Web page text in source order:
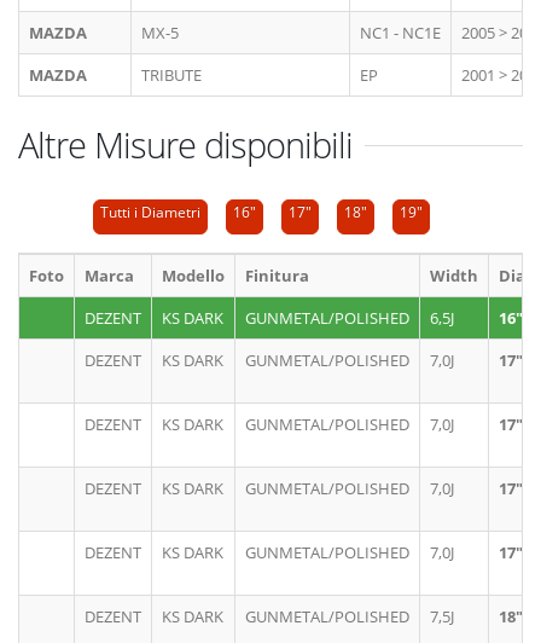
MAZDA
MX-5 NC1 - NC1E
2005 >
MAZDA
TRIBUTE EP 2001 >
Altre Misure disponibili
Tutti i Diametri 16" 17" 18" 19"
Foto Marca Modello Finitura Width
Diam
DEZENT
KS DARK GUNMETAL/POLISHED 6,5J
16"
DEZENT
KS DARK GUNMETAL/POLISHED 7,0J 17"
DEZENT KS DARK GUNMETAL/POLISHED 7,0J 17"
DEZENT KS DARK GUNMETAL/POLISHED 7,0J 17"
DEZENT KS DARK GUNMETAL/POLISHED 7,0J 17"
DEZENT KS DARK GUNMETAL/POLISHED 7,5J 18"